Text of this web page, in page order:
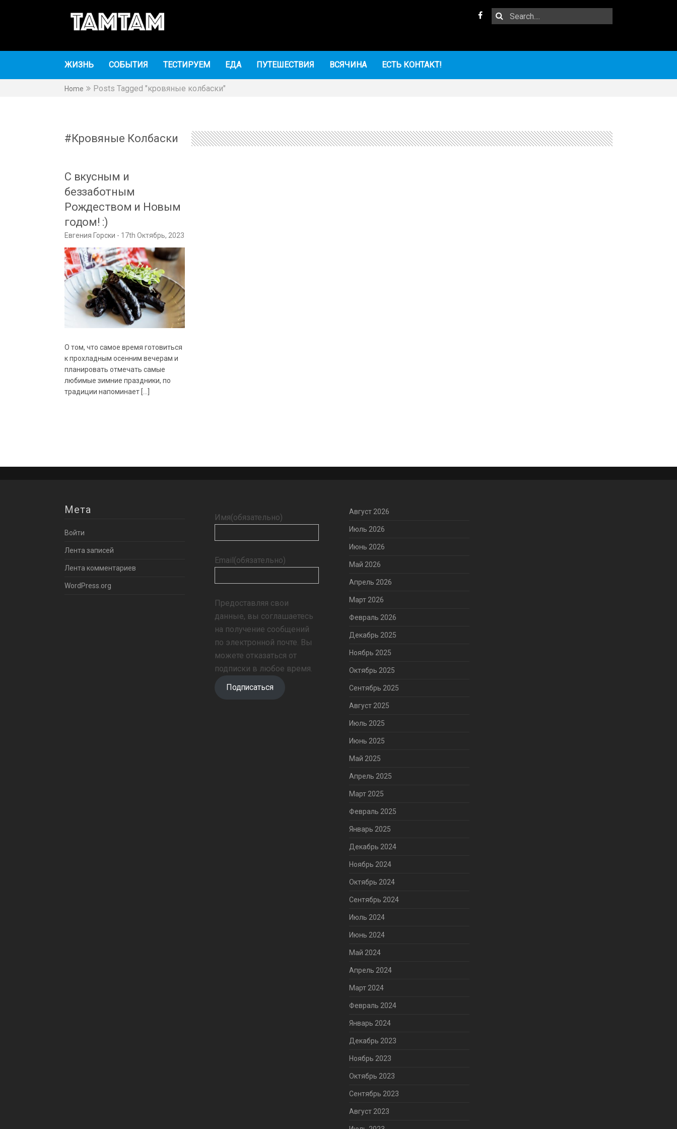
Facebook
Search
TAMTAM
ЖИЗНЬ СОБЫТИЯ ТЕСТИРУЕМ ЕДА ПУТЕШЕСТВИЯ ВСЯЧИНА ЕСТЬ КОНТАКТ!
Home Posts Tagged "кровяные колбаски"
Кровяные Колбаски
С вкусным и
беззаботным
Рождеством и Новым
годом! :)
Евгения Горски 17th Октябрь, 2023
О том, что самое время готовиться
к прохладным осенним вечерам и
планировать отмечать самые
любимые зимние праздники, по
традиции напоминает […]
Мета
Войти
Лента записей
Лента комментариев
WordPress.org
Имя(обязательно)
Email(обязательно)
Предоставляя свои
данные, вы соглашаетесь
на получение сообщений
по электронной почте. Вы
можете отказаться от
подписки в любое время.
Подписаться
Август 2026
Июль 2026
Июнь 2026
Май 2026
Апрель 2026
Март 2026
Февраль 2026
Декабрь 2025
Ноябрь 2025
Октябрь 2025
Сентябрь 2025
Август 2025
Июль 2025
Июнь 2025
Май 2025
Апрель 2025
Март 2025
Февраль 2025
Январь 2025
Декабрь 2024
Ноябрь 2024
Октябрь 2024
Сентябрь 2024
Июль 2024
Июнь 2024
Май 2024
Апрель 2024
Март 2024
Февраль 2024
Январь 2024
Декабрь 2023
Ноябрь 2023
Октябрь 2023
Сентябрь 2023
Август 2023